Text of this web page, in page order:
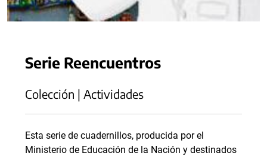
Serie Reencuentros
Colección | Actividades
Esta serie de cuadernillos, producida por el
Ministerio de Educación de la Nación y destinados